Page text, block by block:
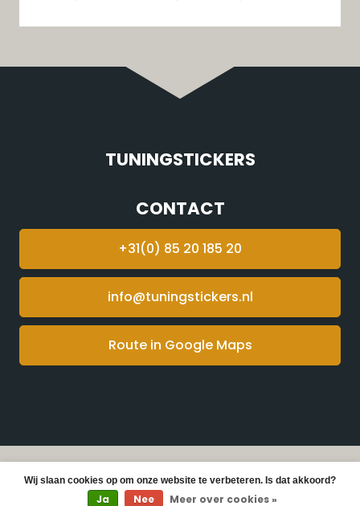
TUNINGSTICKERS
CONTACT
+31(0) 85 20 185 20
info@tuningstickers.nl
Route in Google Maps
© Copyright 2026 Tuningstickers -
Webshop laten
makendoor Red Banana
Wij slaan cookies op om onze website te verbeteren. Is dat akkoord?
Ja Nee Meer over cookies »